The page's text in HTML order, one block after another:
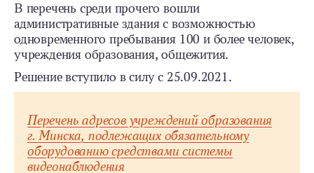
В перечень среди прочего вошли
административные здания с возможностью
одновременного пребывания 100 и более человек,
учреждения образования, общежития.
Решение вступило в силу с 25.09.2021.
Перечень адресов учреждений образования
г. Минска, подлежащих обязательному
оборудованию средствами системы
видеонаблюдения